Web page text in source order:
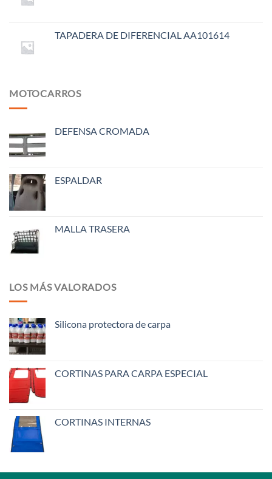
TAPADERA DE DIFERENCIAL AA101614
MOTOCARROS
DEFENSA CROMADA
ESPALDAR
MALLA TRASERA
LOS MÁS VALORADOS
Silicona protectora de carpa
CORTINAS PARA CARPA ESPECIAL
CORTINAS INTERNAS